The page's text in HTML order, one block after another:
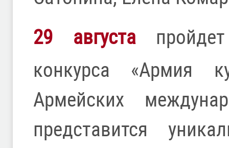
29 августапройдет
конкурса «Армия
Армейских
представится